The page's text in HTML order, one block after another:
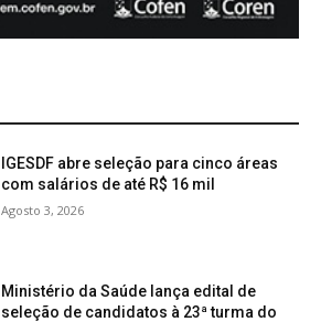
IGESDF abre seleção para cinco áreas
com salários de até R$ 16 mil
Agosto 3, 2026
Ministério da Saúde lança edital de
seleção de candidatos à 23ª turma do